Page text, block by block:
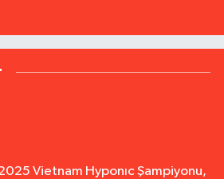
Vietnam Hyponıc Şampiyonu,